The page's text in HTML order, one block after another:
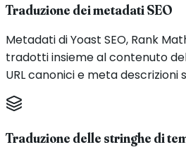
Traduzione dei metadati SEO
Metadati di Yoast SEO, Rank
tradotti insieme al contenuto
URL canonici e meta descrizioni
Traduzione delle stringhe di